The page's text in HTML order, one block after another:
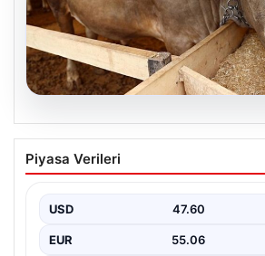
Kurbanlık fiyatları il il
2026: Büyükbaş ve
ve tüm illerin kurbanlık
{“title”: “2026 Yılı Kurbanlık Fiyatları
“content”: “ 2026 yılı yaklaşırken,…
Piyasa Verileri
USD 47.60
EUR 55.06